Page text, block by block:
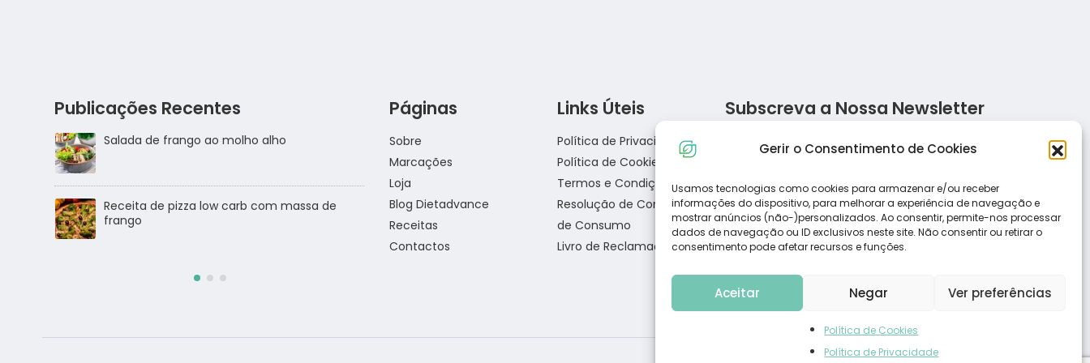
Gerir o Consentimento de Cookies
Usamos tecnologias como cookies para armazenar e/ou receber
informações do dispositivo, para melhorar a experiência de navegação e
mostrar anúncios (não-)personalizados. Ao consentir, permite-nos processar
dados de navegação ou ID exclusivos neste site. Não consentir ou retirar o
consentimento pode afetar recursos e funções.
Aceitar Negar Ver preferências
Política de Cookies
Política de Privacidade
Publicações Recentes
Salada de frango
Salada de Atum
Lasanha Low Carb
Salmão com crosta de sésamo
Salada de frango ao molho alho
Receita de pizza low carb com massa de
frango
Salada
Salada
Páginas
Sobre
Marcações
Loja
Blog Dietadvance
Receitas
Contactos
Links Úteis
Política de Privacidade
Política de Cookies
Termos e Condições
Resolução de Conflitos
de Consumo
Livro de Reclamações
Subscreva a Nossa Newsletter